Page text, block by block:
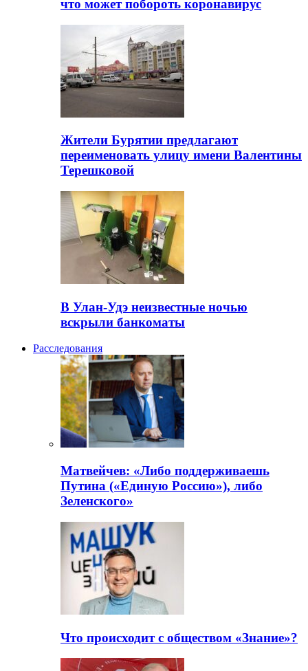
что может побороть коронавирус
Жители Бурятии предлагают
переименовать улицу имени Валентины
Терешковой
В Улан-Удэ неизвестные ночью
вскрыли банкоматы
Расследования
Матвейчев: «Либо поддерживаешь
Путина («Единую Россию»), либо
Зеленского»
Что происходит с обществом «Знание»?